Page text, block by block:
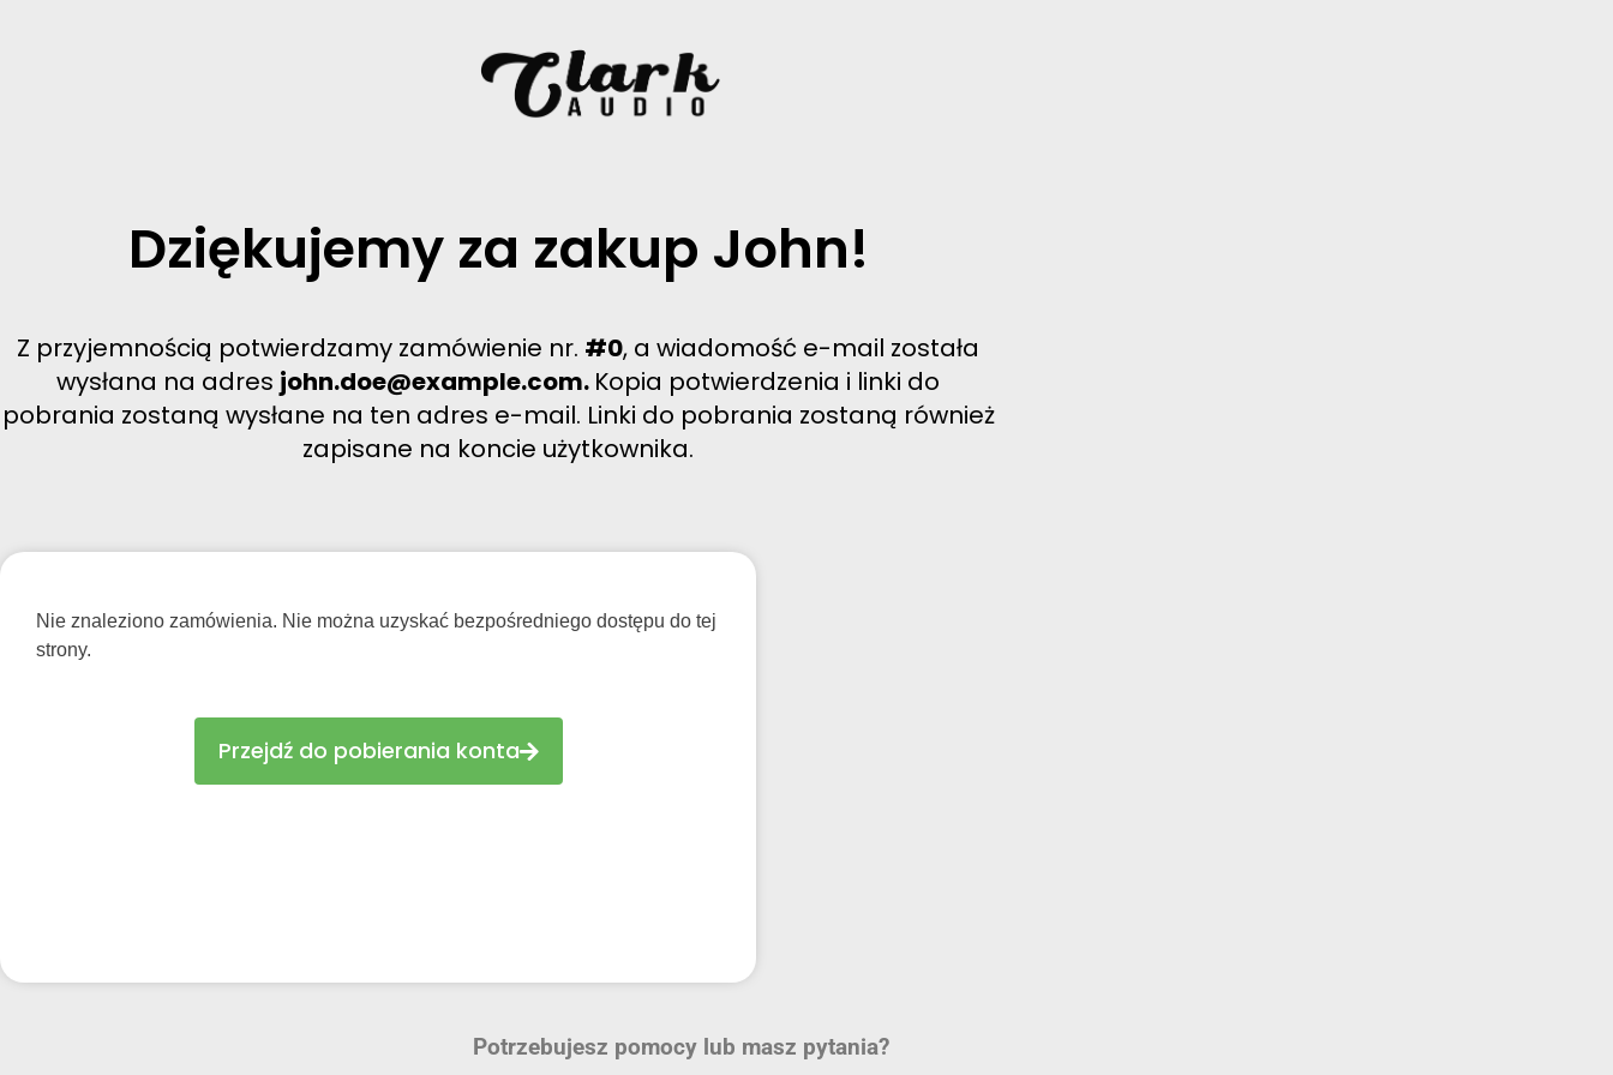
Dziękujemy za zakup John!
Z przyjemnością potwierdzamy zamówienie nr. #0, a wiadomość e-mail została
wysłana na adres john.doe@example.com. Kopia potwierdzenia i linki do
pobrania zostaną wysłane na ten adres e-mail. Linki do pobrania zostaną również
zapisane na koncie użytkownika.
Nie znaleziono zamówienia. Nie można uzyskać bezpośredniego dostępu do tej
strony.
Przejdź do pobierania konta
Potrzebujesz pomocy lub masz pytania?